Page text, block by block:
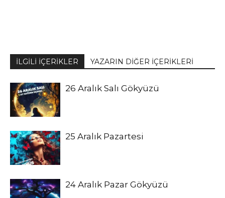
İLGİLİ İÇERİKLER YAZARIN DİĞER İÇERİKLERİ
26 Aralık Salı Gökyüzü
25 Aralık Pazartesi
24 Aralık Pazar Gökyüzü